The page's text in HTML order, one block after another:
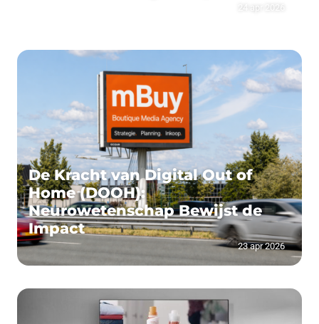
24 apr 2026
De Kracht van Digital Out of
Home (DOOH):
Neurowetenschap Bewijst de
Impact
23 apr 2026